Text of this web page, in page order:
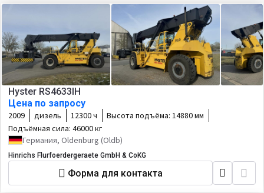
Hyster RS4633IH
Цена по запросу
2009 дизель 12300 ч Высота подъёма: 14880 мм
Подъёмная сила: 46000 кг
Германия, Oldenburg (Oldb)
Hinrichs Flurfoerdergeraete GmbH & CoKG
Форма для контакта